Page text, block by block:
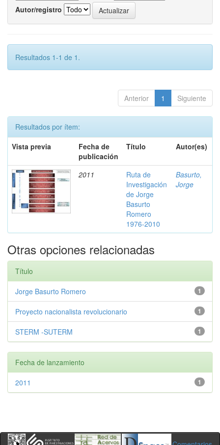
Autor/registro
Resultados 1-1 de 1.
Anterior 1 Siguiente
Resultados por ítem:
Vista previa
Fecha de
publicación
Título Autor(es)
2011
Ruta de
Investigación
de Jorge
Basurto
Romero
1976-2010
Basurto,
Jorge
Otras opciones relacionadas
Título
1
Jorge Basurto Romero
1
Proyecto nacionalista revolucionario
1
STERM -SUTERM
Fecha de lanzamiento
1
2011